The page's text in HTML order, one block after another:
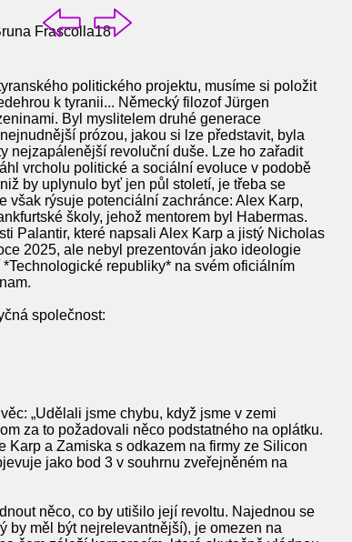
Frascolla18
politického projektu, musíme si položit
k tyranii... Německý filozof Jürgen
Byl myslitelem druhé generace
prózou, jakou si lze představit, byla
nejzapálenější revoluční duše. Lze ho zařadit
vrcholu politické a sociální evoluce v podobě
by uplynulo byť jen půl století, je třeba se
však rýsuje potenciální zachránce: Alex Karp,
školy, jehož mentorem byl Habermas.
Palantir, které napsali Alex Karp a jistý Nicholas
2025, ale nebyl prezentován jako ideologie
republiky* na svém oficiálním
společnost:
„Udělali jsme chybu, když jsme v zemi
za to požadovali něco podstatného na oplátku.
a Zamiska s odkazem na firmy ze Silicon
jako bod 3 v souhrnu zveřejněném na
něco, co by utišilo její revoltu. Najednou se
by měl být nejrelevantnější), je omezen na